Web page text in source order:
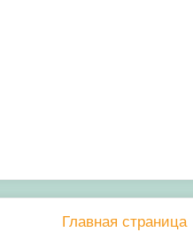
Главная страница